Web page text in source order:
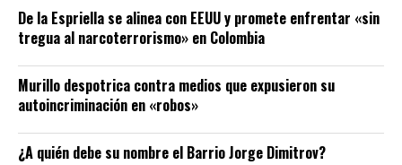
De la Espriella se alinea con EEUU y promete enfrentar «sin
tregua al narcoterrorismo» en Colombia
Murillo despotrica contra medios que expusieron su
autoincriminación en «robos»
¿A quién debe su nombre el Barrio Jorge Dimitrov?